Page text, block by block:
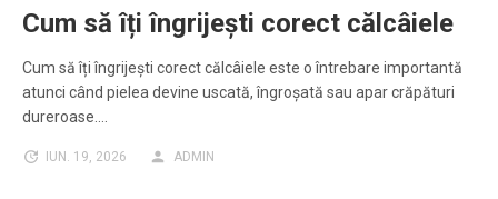
Cum să îți îngrijești corect călcâiele
Cum să îți îngrijești corect călcâiele este o întrebare importantă
atunci când pielea devine uscată, îngroșată sau apar crăpături
dureroase.…
IUN. 19, 2026 ADMIN